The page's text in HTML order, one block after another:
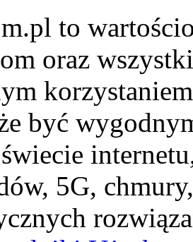
to
oraz
być
5G,